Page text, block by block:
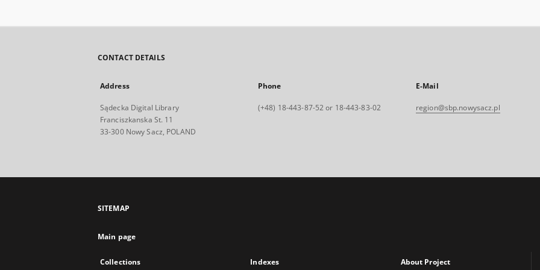
CONTACT DETAILS
Address
Sądecka Digital Library
Franciszkanska St. 11
33-300 Nowy Sacz, POLAND
Phone
(+48) 18-443-87-52 or 18-443-83-02
E-Mail
region@sbp.nowysacz.pl
SITEMAP
Main page
Collections Indexes About Project